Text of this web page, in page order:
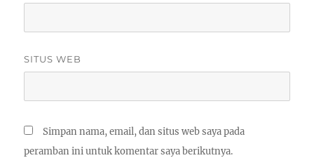
SITUS WEB
Simpan nama, email, dan situs web saya pada
peramban ini untuk komentar saya berikutnya.